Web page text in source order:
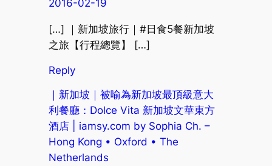
2016-02-19
[…] ｜新加坡旅行｜#日食5餐新加坡
之旅【行程總覽】 […]
Reply
｜新加坡｜被喻為新加坡最頂級意大
利餐廳：Dolce Vita 新加坡文華東方
酒店 | iamsy.com by Sophia Ch. –
Hong Kong • Oxford • The
Netherlands